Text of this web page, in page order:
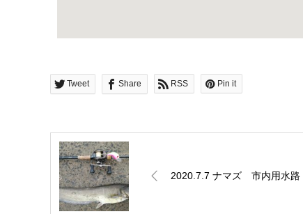
Tweet Share RSS Pin it
2020.7.7 ナマズ 市内用水路